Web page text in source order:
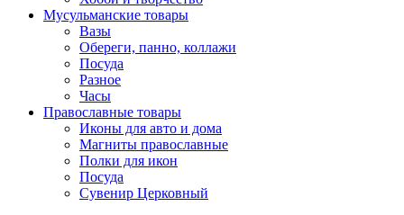
Мусульманские товары
Вазы
Обереги, панно, коллажи
Посуда
Разное
Часы
Православные товары
Иконы для авто и дома
Магниты православные
Полки для икон
Посуда
Сувенир Церковный